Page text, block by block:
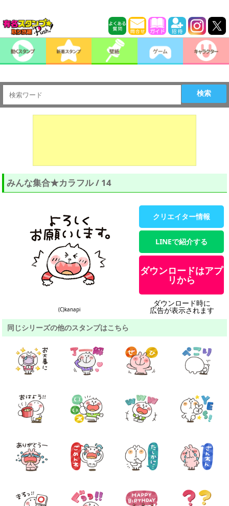
検索
みんな集合★カラフル / 14
(C)kanapi
クリエイター情報
LINEで紹介する
ダウンロードはアプ
リから
ダウンロード時に
広告が表示されます
同じシリーズの他のスタンプはこちら